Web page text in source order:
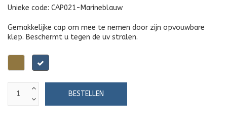
Unieke code: CAP021-Marineblauw
Gemakkelijke cap om mee te nemen door zijn opvouwbare
klep. Beschermt u tegen de uv stralen.
Marineblauw